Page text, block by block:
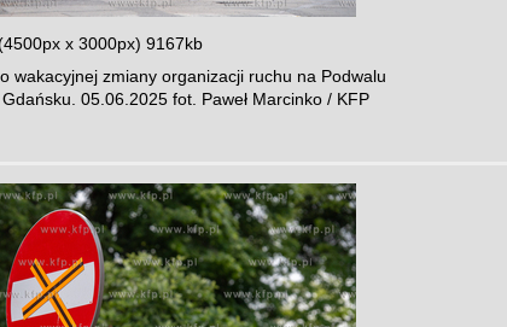
x 3000px) 9167kb
wakacyjnej zmiany organizacji ruchu na Podwalu
05.06.2025 fot. Paweł Marcinko / KFP